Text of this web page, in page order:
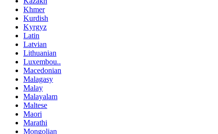
Khmer
Kurdish
Kyrgyz
Latin
Latvian
Lithuanian
Luxembou..
Macedonian
Malagasy
Malay
Malayalam
Maltese
Maori
Marathi
Mongolian